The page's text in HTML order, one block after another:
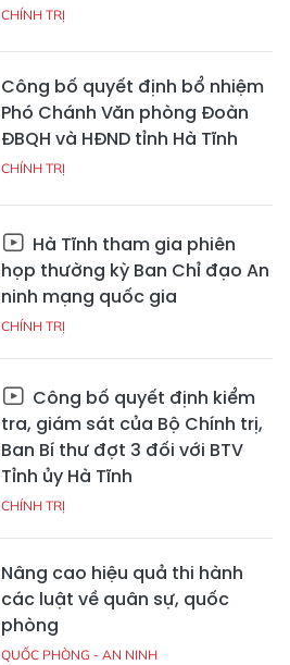
CHÍNH TRỊ
Công bố quyết định bổ nhiệm
Phó Chánh Văn phòng Đoàn
ĐBQH và HĐND tỉnh Hà Tĩnh
CHÍNH TRỊ
Hà Tĩnh tham gia phiên
họp thường kỳ Ban Chỉ đạo An
ninh mạng quốc gia
CHÍNH TRỊ
Công bố quyết định kiểm
tra, giám sát của Bộ Chính trị,
Ban Bí thư đợt 3 đối với BTV
Tỉnh ủy Hà Tĩnh
CHÍNH TRỊ
Nâng cao hiệu quả thi hành
các luật về quân sự, quốc
phòng
QUỐC PHÒNG - AN NINH